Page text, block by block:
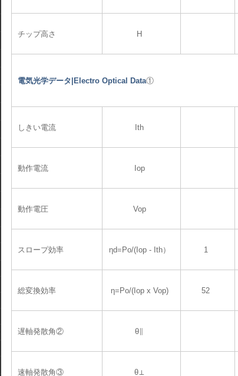
チップ高さ H
電気光学データ|Electro Optical Data①
しきい電流 Ith
動作電流 Iop
動作電圧 Vop
スロープ効率 ηd=Po/(Iop - Ith） 1
総変換効率 η=Po/(Iop x Vop) 52
遅軸発散角② θ∥
速軸発散角③ θ⊥